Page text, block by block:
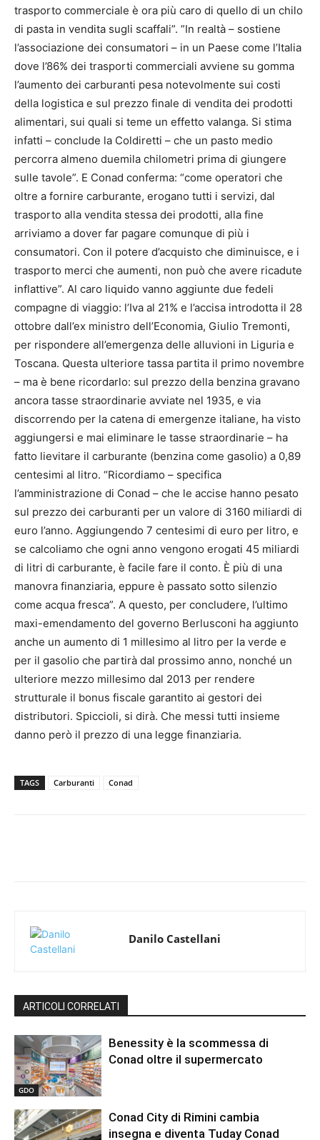
trasporto commerciale è ora più caro di quello di un chilo
di pasta in vendita sugli scaffali”. ”In realtà – sostiene
l’associazione dei consumatori – in un Paese come l’Italia
dove l’86% dei trasporti commerciali avviene su gomma
l’aumento dei carburanti pesa notevolmente sui costi
della logistica e sul prezzo finale di vendita dei prodotti
alimentari, sui quali si teme un effetto valanga. Si stima
infatti – conclude la Coldiretti – che un pasto medio
percorra almeno duemila chilometri prima di giungere
sulle tavole”. E Conad conferma: “come operatori che
oltre a fornire carburante, erogano tutti i servizi, dal
trasporto alla vendita stessa dei prodotti, alla fine
arriviamo a dover far pagare comunque di più i
consumatori. Con il potere d’acquisto che diminuisce, e i
trasporto merci che aumenti, non può che avere ricadute
inflattive”. Al caro liquido vanno aggiunte due fedeli
compagne di viaggio: l’Iva al 21% e l’accisa introdotta il 28
ottobre dall’ex ministro dell’Economia, Giulio Tremonti,
per rispondere all’emergenza delle alluvioni in Liguria e
Toscana. Questa ulteriore tassa partita il primo novembre
– ma è bene ricordarlo: sul prezzo della benzina gravano
ancora tasse straordinarie avviate nel 1935, e via
discorrendo per la catena di emergenze italiane, ha visto
aggiungersi e mai eliminare le tasse straordinarie – ha
fatto lievitare il carburante (benzina come gasolio) a 0,89
centesimi al litro. “Ricordiamo – specifica
l’amministrazione di Conad – che le accise hanno pesato
sul prezzo dei carburanti per un valore di 3160 miliardi di
euro l’anno. Aggiungendo 7 centesimi di euro per litro, e
se calcoliamo che ogni anno vengono erogati 45 miliardi
di litri di carburante, è facile fare il conto. È più di una
manovra finanziaria, eppure è passato sotto silenzio
come acqua fresca”. A questo, per concludere, l’ultimo
maxi-emendamento del governo Berlusconi ha aggiunto
anche un aumento di 1 millesimo al litro per la verde e
per il gasolio che partirà dal prossimo anno, nonché un
ulteriore mezzo millesimo dal 2013 per rendere
strutturale il bonus fiscale garantito ai gestori dei
distributori. Spiccioli, si dirà. Che messi tutti insieme
danno però il prezzo di una legge finanziaria.
TAGS Carburanti Conad
Danilo Castellani
ARTICOLI CORRELATI
GDO
Benessity è la scommessa di
Conad oltre il supermercato
Conad City di Rimini cambia
insegna e diventa Tuday Conad